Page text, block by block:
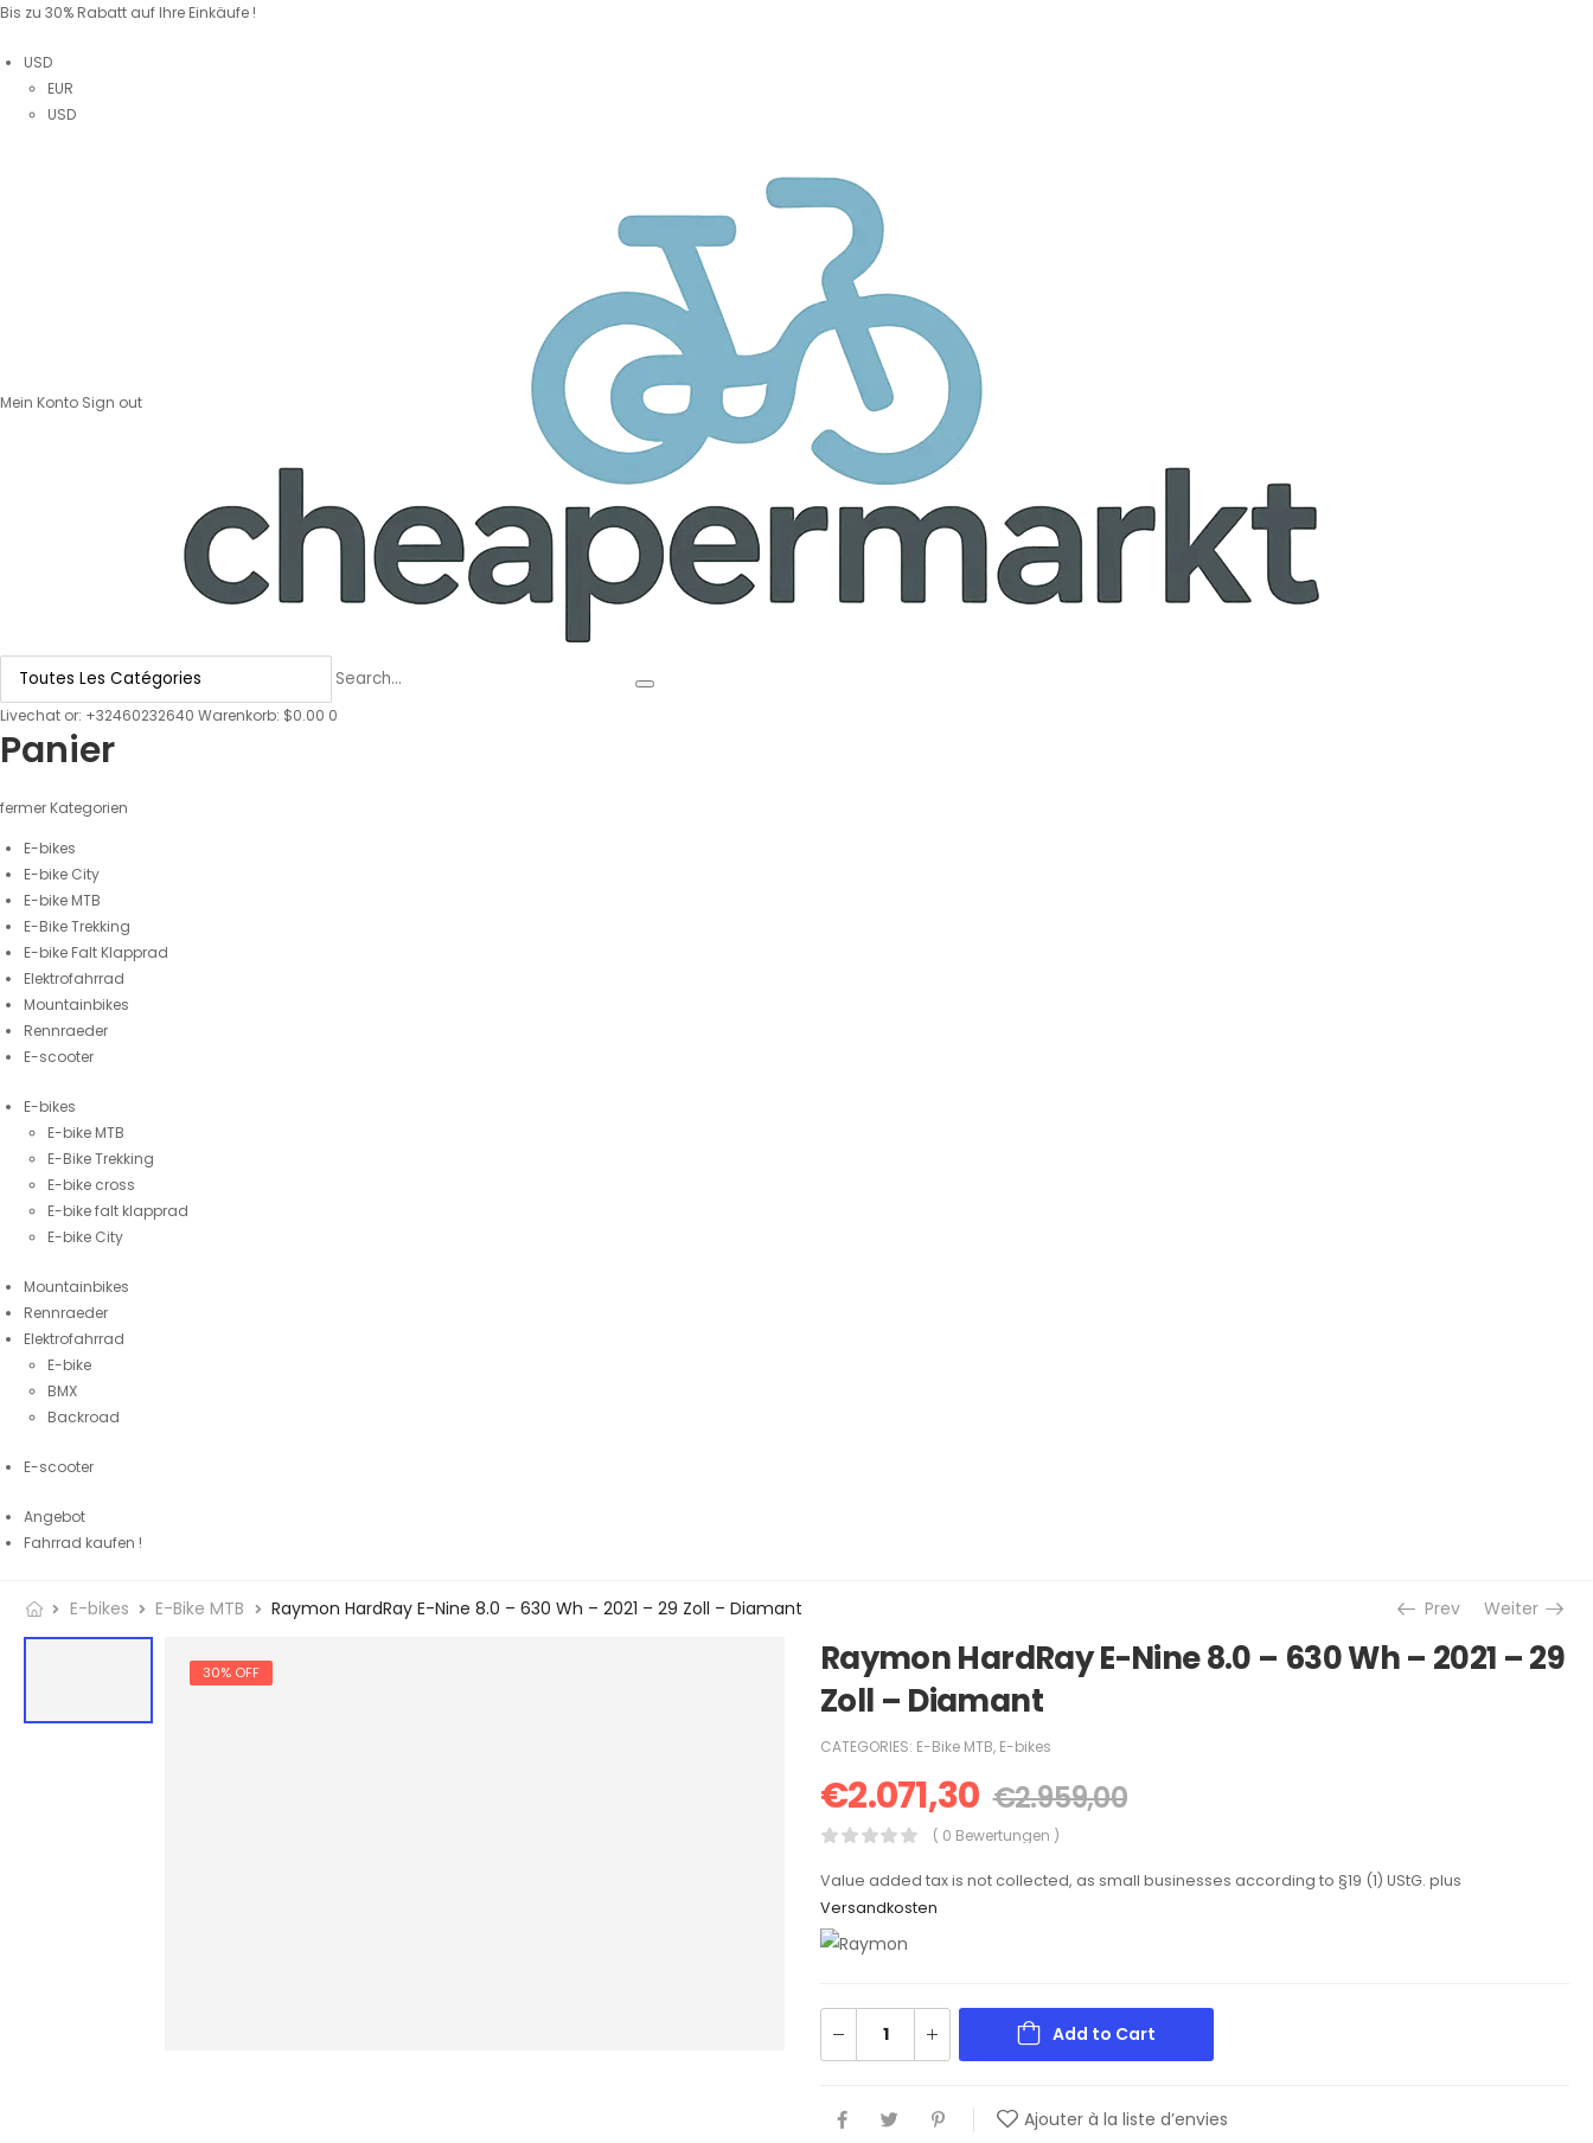
Bis zu 30% Rabatt auf Ihre Einkäufe !
USD
EUR
USD
Mein Konto Sign out
Livechat or: +32460232640 Warenkorb: $0.00 0
Panier
fermer Kategorien
E-bikes
E-bike City
E-bike MTB
E-Bike Trekking
E-bike Falt Klapprad
Elektrofahrrad
Mountainbikes
Rennraeder
E-scooter
E-bikes
E-bike MTB
E-Bike Trekking
E-bike cross
E-bike falt klapprad
E-bike City
Mountainbikes
Rennraeder
Elektrofahrrad
E-bike
BMX
Backroad
E-scooter
Angebot
Fahrrad kaufen !
E-bikes E-Bike MTB Raymon HardRay E-Nine 8.0 – 630 Wh – 2021 – 29 Zoll – Diamant Prev Weiter
30% OFF
Raymon HardRay E-Nine 8.0 – 630 Wh – 2021 – 29
Zoll – Diamant
CATEGORIES: E-Bike MTB, E-bikes
€2.071,30 €2.959,00
( 0 Bewertungen )
Value added tax is not collected, as small businesses according to §19 (1) UStG. plus
Versandkosten
Add to Cart
Ajouter à la liste d’envies